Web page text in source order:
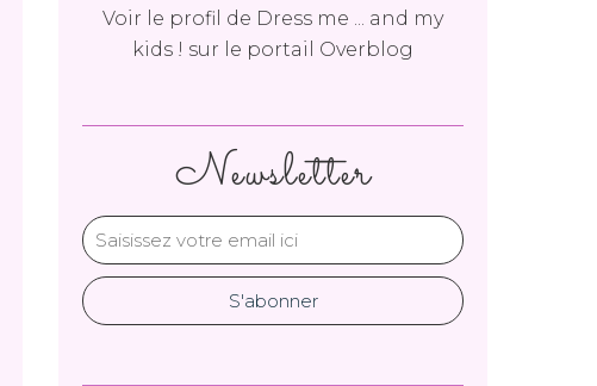
Newsletter
Voir le profil de Dress me ... and my
kids ! sur le portail Overblog